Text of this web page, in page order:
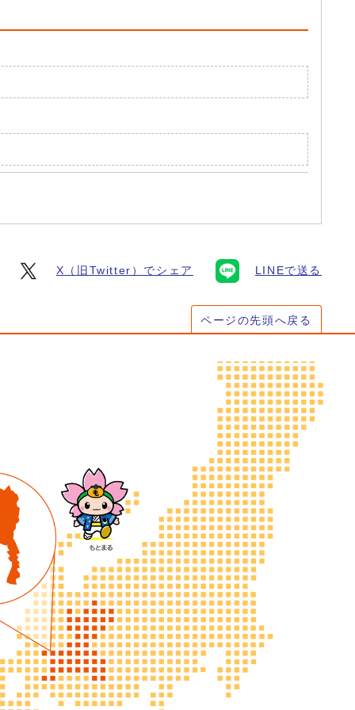
X（旧Twitter）でシェア LINEで送る
ページの先頭へ戻る